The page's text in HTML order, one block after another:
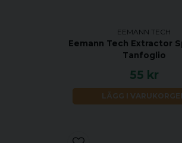
EEMANN TECH
Eemann Tech Extractor
Tanfoglio
55 kr
LÄGG I